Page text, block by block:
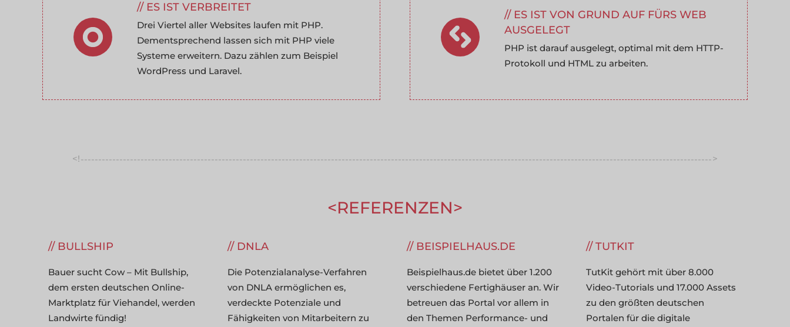
ES IST VERBREITET
Drei Viertel aller Websites laufen mit PHP.
Dementsprechend lassen sich mit PHP viele
Systeme erweitern. Dazu zählen zum Beispiel
WordPress und Laravel.
ES IST VON GRUND AUF FÜRS WEB
AUSGELEGT
PHP ist darauf ausgelegt, optimal mit dem HTTP-
Protokoll und HTML zu arbeiten.
<!----------------------------------------------------------------------------------------------------------------------------------------------------------------------------------->
REFERENZEN
BULLSHIP
Bauer sucht Cow – Mit Bullship,
dem ersten deutschen Online-
Marktplatz für Viehandel, werden
Landwirte fündig!
DNLA
Die Potenzialanalyse-Verfahren
von DNLA ermöglichen es,
verdeckte Potenziale und
Fähigkeiten von Mitarbeitern zu
BEISPIELHAUS.DE
Beispielhaus.de bietet über 1.200
verschiedene Fertighäuser an. Wir
betreuen das Portal vor allem in
den Themen Performance- und
TUTKIT
TutKit gehört mit über 8.000
Video-Tutorials und 17.000 Assets
zu den größten deutschen
Portalen für die digitale